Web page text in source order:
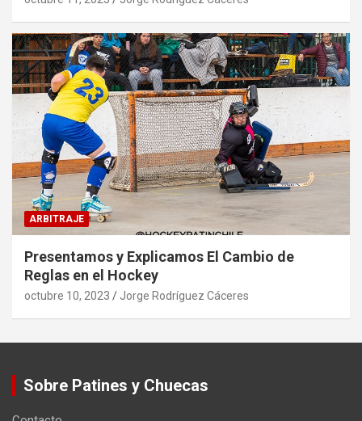
ARBITRAJE
Presentamos y Explicamos El Cambio de
Reglas en el Hockey
octubre 10, 2023 Jorge Rodríguez Cáceres
Sobre Patines y Chuecas